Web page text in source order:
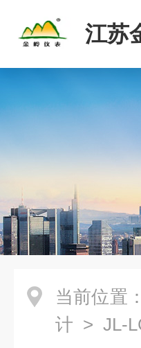
江苏
当前位置：
计 > JL-